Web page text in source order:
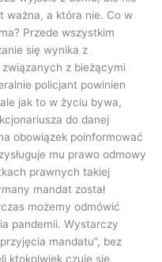
ważna, a która nie. Co w
Przede wszystkim
się wynika z
z bieżącymi
policjant powinien
jak to w życiu bywa,
do danej
obowiązek poinformować
mu prawo odmowy
prawnych takiej
mandat został
możemy odmówić
pandemii. Wystarczy
mandatu”, bez
ktokolwiek czuje się